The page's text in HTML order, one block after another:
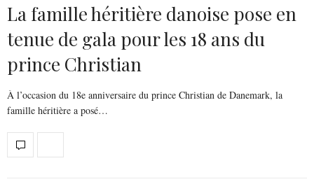
La famille héritière danoise pose en
tenue de gala pour les 18 ans du
prince Christian
À l’occasion du 18e anniversaire du prince Christian de Danemark, la
famille héritière a posé…